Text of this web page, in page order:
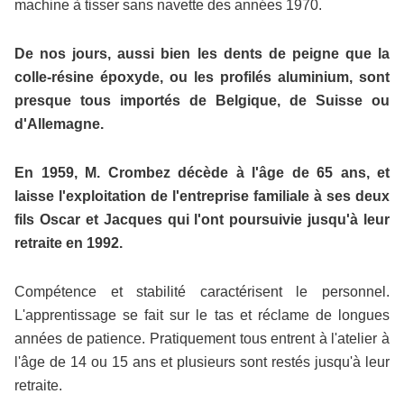
machine à tisser sans navette des années 1970.
De nos jours, aussi bien les dents de peigne que la
colle-résine époxyde, ou les profilés aluminium, sont
presque tous importés de Belgique, de Suisse ou
d'Allemagne.
En 1959, M. Crombez décède à l'âge de 65 ans, et
laisse l'exploitation de l'entreprise familiale à ses deux
fils Oscar et Jacques qui l'ont poursuivie jusqu'à leur
retraite en 1992.
Compétence et stabilité caractérisent le personnel.
L'apprentissage se fait sur le tas et réclame de longues
années de patience. Pratiquement tous entrent à l'atelier à
l'âge de 14 ou 15 ans et plusieurs sont restés jusqu'à leur
retraite.